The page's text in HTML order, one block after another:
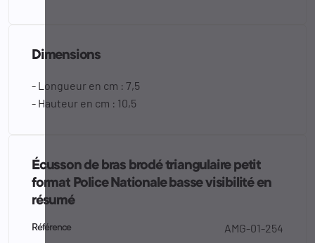
Dimensions
- Longueur en cm : 7,5
- Hauteur en cm : 10,5
Écusson de bras brodé triangulaire petit
format Police Nationale basse visibilité en
résumé
Référence AMG-01-254